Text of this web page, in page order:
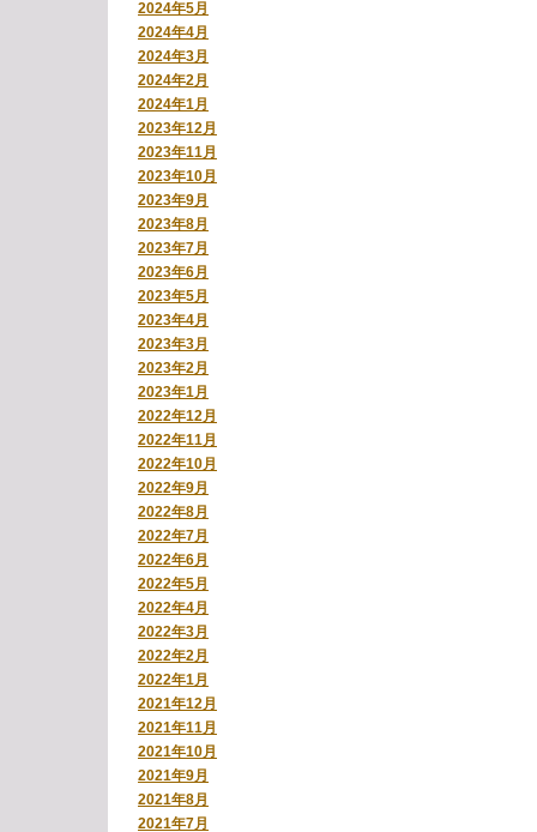
2024年5月
2024年4月
2024年3月
2024年2月
2024年1月
2023年12月
2023年11月
2023年10月
2023年9月
2023年8月
2023年7月
2023年6月
2023年5月
2023年4月
2023年3月
2023年2月
2023年1月
2022年12月
2022年11月
2022年10月
2022年9月
2022年8月
2022年7月
2022年6月
2022年5月
2022年4月
2022年3月
2022年2月
2022年1月
2021年12月
2021年11月
2021年10月
2021年9月
2021年8月
2021年7月